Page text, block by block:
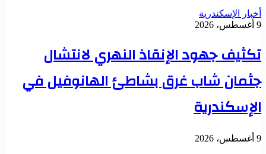
أخبار الإسكندرية
9 أغسطس، 2026
تكثيف جهود الإنقاذ النهري لانتشال
جثمان شاب غرق بشاطئ الهانوفيل في
الإسكندرية
9 أغسطس، 2026